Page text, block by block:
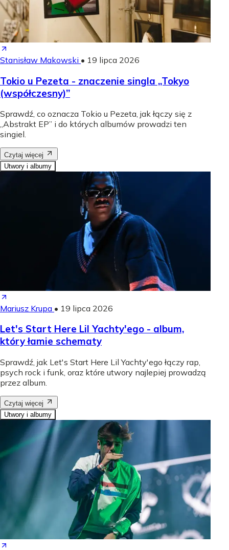
Stanisław Makowski • 19 lipca 2026
Tokio u Pezeta - znaczenie singla „Tokyo
(współczesny)”
Sprawdź, co oznacza Tokio u Pezeta, jak łączy się z
„Abstrakt EP” i do których albumów prowadzi ten
singiel.
Czytaj więcej
Utwory i albumy
Mariusz Krupa • 19 lipca 2026
Let's Start Here Lil Yachty'ego - album,
który łamie schematy
Sprawdź, jak Let's Start Here Lil Yachty'ego łączy rap,
psych rock i funk, oraz które utwory najlepiej prowadzą
przez album.
Czytaj więcej
Utwory i albumy